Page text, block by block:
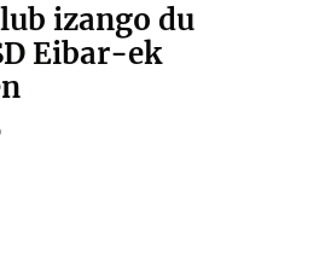
izango du
Eibar-ek